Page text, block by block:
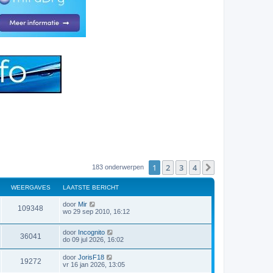
183 onderwerpen 1 2 3 4
WEERGAVES LAATSTE BERICHT
109348
e
L
a
t
s
t
e
b
e
r
door Mir
wo 29 sep 2010, 16:12
36041
e
L
a
s
t
door Incognito
do 09 jul 2026, 16:02
19272W
L
a
door JorisF18
vr 16 jan 2026, 13:05